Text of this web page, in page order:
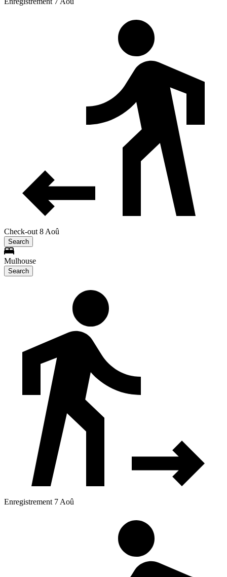
Check-out 8 Aoû
Search
Mulhouse
Search
Enregistrement 7 Aoû